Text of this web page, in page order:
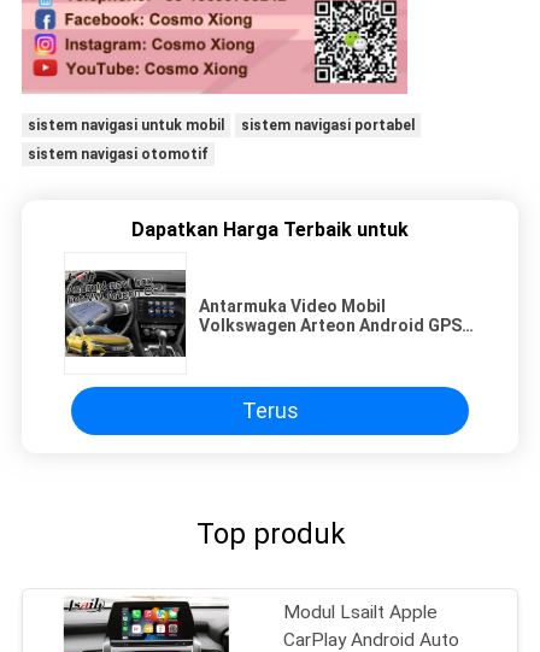
sistem navigasi untuk mobil
sistem navigasi portabel
sistem navigasi otomotif
Dapatkan Harga Terbaik untuk
Antarmuka Video Mobil
Volkswagen Arteon Android GPS
Terus
Top produk
Modul Lsailt Apple
CarPlay Android Auto